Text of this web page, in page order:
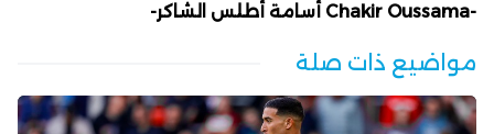
-Chakir Oussama أسامة أطلس الشاكر-
مواضيع ذات صلة